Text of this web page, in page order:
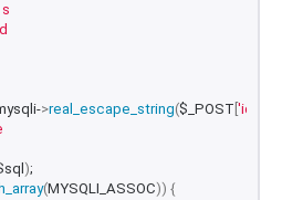
s
>real_escape_string($_POST 'id'
);
(MYSQLI_ASSOC)) {